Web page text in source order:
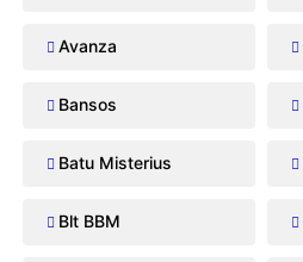
Avanza
Bansos
Batu Misterius
Blt BBM